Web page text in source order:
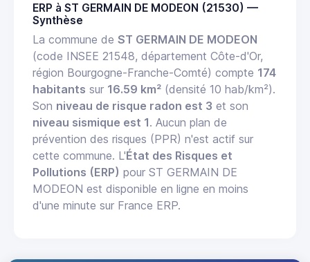
ERP à ST GERMAIN DE MODEON (21530) —
Synthèse
La commune de ST GERMAIN DE MODEON
(code INSEE 21548, département Côte-d'Or,
région Bourgogne-Franche-Comté) compte 174
habitants sur 16.59 km² (densité 10 hab/km²).
Son niveau de risque radon est 3 et son
niveau sismique est 1. Aucun plan de
prévention des risques (PPR) n'est actif sur
cette commune. L'État des Risques et
Pollutions (ERP) pour ST GERMAIN DE
MODEON est disponible en ligne en moins
d'une minute sur France ERP.